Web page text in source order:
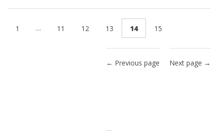
1 … 11 12 13 14 15
← Previous page Next page →